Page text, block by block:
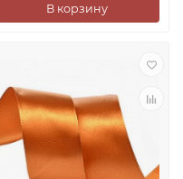
В корзину